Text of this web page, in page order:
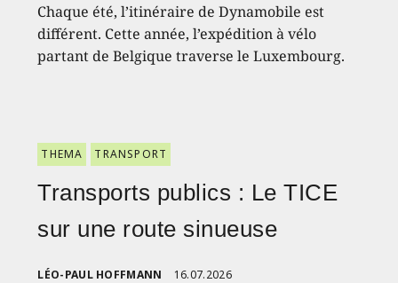
Chaque été, l’itinéraire de Dynamobile est
différent. Cette année, l’expédition à vélo
partant de Belgique traverse le Luxembourg.
THEMA TRANSPORT
Transports publics : Le TICE
sur une route sinueuse
LÉO-PAUL HOFFMANN 16.07.2026